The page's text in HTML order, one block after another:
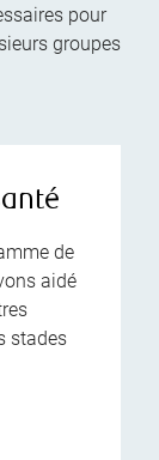
pour
groupes
de
aidé
stades